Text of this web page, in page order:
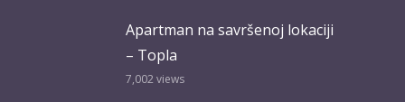
Apartman na savršenoj lokaciji
– Topla
7,002views